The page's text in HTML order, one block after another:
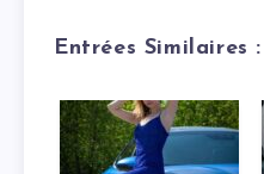
Entrées Similaires :